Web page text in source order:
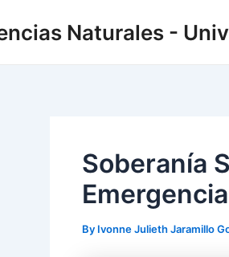
Naturales -
Soberanía
By Ivonne Julieth Jaramillo
navigation